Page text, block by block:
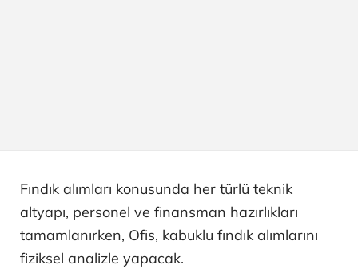
Fındık alımları konusunda her türlü teknik
altyapı, personel ve finansman hazırlıkları
tamamlanırken, Ofis, kabuklu fındık alımlarını
fiziksel analizle yapacak.